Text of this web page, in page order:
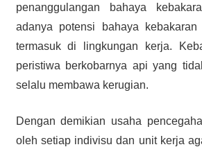
penanggulangan bahaya
adanya potensi bahaya
termasuk di lingkungan kerja.
peristiwa berkobarnya api yang
selalu membawa kerugian.
Dengan demikian usaha
oleh setiap indivisu dan unit kerja